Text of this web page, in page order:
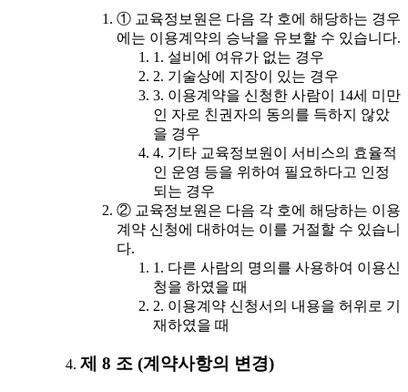
① 교육정보원은 다음 각 호에 해당하는 경우
에는 이용계약의 승낙을 유보할 수 있습니다.
1. 설비에 여유가 없는 경우
2. 기술상에 지장이 있는 경우
3. 이용계약을 신청한 사람이 14세 미만
인 자로 친권자의 동의를 득하지 않았
을 경우
4. 기타 교육정보원이 서비스의 효율적
인 운영 등을 위하여 필요하다고 인정
되는 경우
② 교육정보원은 다음 각 호에 해당하는 이용
계약 신청에 대하여는 이를 거절할 수 있습니
다.
1. 다른 사람의 명의를 사용하여 이용신
청을 하였을 때
2. 이용계약 신청서의 내용을 허위로 기
재하였을 때
제 8 조 (계약사항의 변경)